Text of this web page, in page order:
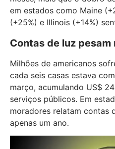
em estados como Maine
(+25%) e Illinois (+14%)
Contas de luz pesam
Milhões de americanos
cada seis casas estava
março, acumulando US$
serviços públicos. Em
moradores relatam contas
apenas um ano.